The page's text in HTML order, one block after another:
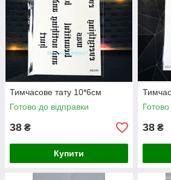
Тимчасове тату 10*6см
Готово до відправки
38 ₴
Купити
38 ₴